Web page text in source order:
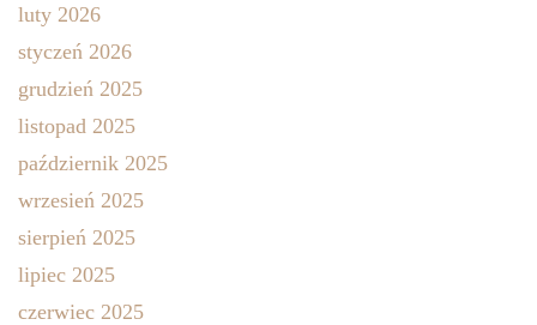
luty 2026
styczeń 2026
grudzień 2025
listopad 2025
październik 2025
wrzesień 2025
sierpień 2025
lipiec 2025
czerwiec 2025